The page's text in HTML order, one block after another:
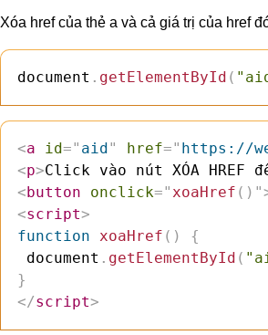
Xóa href của thẻ a và cả giá trị của href
document . getElementById (
<a id=" aid" href=" https://
<p>Click vào nút XÓA
<button onclick=" xoaHref ( ) "
<script>
function
xoaHref ( )
{
document . getElementById (
}
</script>